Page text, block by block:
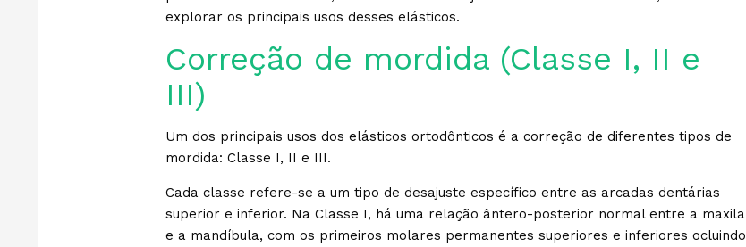
explorar os principais usos desses elásticos.
Correção de mordida (Classe I, II e
III)
Um dos principais usos dos elásticos ortodônticos é a correção de diferentes tipos de
mordida: Classe I, II e III.
Cada classe refere-se a um tipo de desajuste específico entre as arcadas dentárias
superior e inferior. Na Classe I, há uma relação ântero-posterior normal entre a maxila
e a mandíbula, com os primeiros molares permanentes superiores e inferiores ocluindo